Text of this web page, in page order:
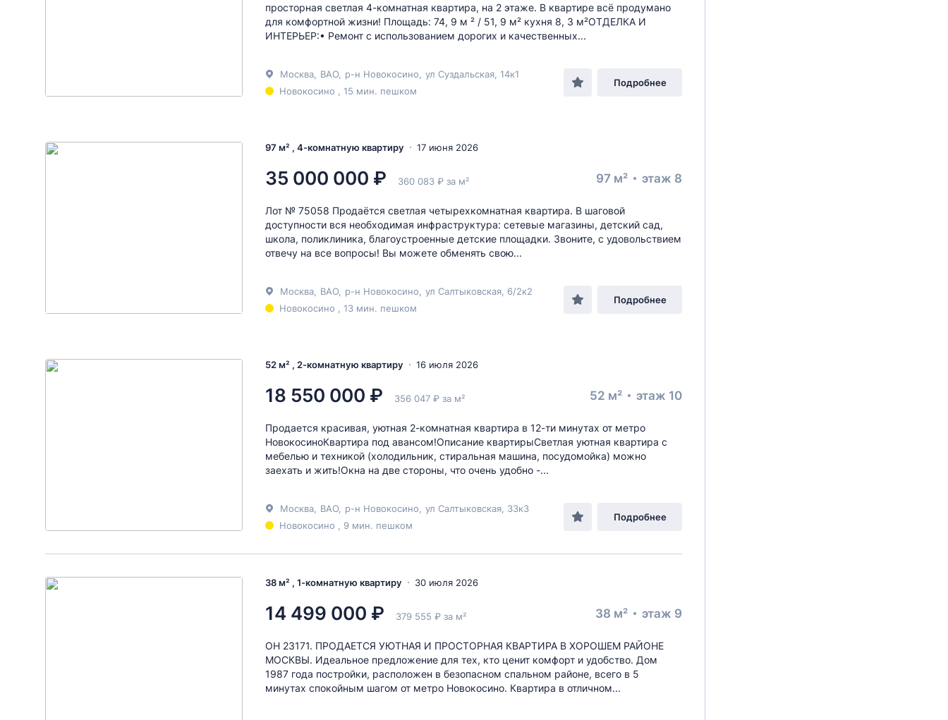
просторная светлая 4-комнатная квартира, на 2 этаже. В квартире всё продумано
для комфортной жизни! Площадь: 74, 9 м ² / 51, 9 м² кухня 8, 3 м²ОТДЕЛКА И
ИНТЕРЬЕР:• Ремонт с использованием дорогих и качественных...
Москва ВАО р-н Новокосино ул Суздальская , 14к1
Новокосино , 15 мин. пешком
Подробнее
97 м² , 4-комнатную квартиру 17 июня 2026
35 000 000 ₽ 360 083 ₽ за м² 97 м² этаж 8
Лот № 75058 Продаётся светлая четырехкомнатная квартира. В шаговой
доступности вся необходимая инфраструктура: сетевые магазины, детский сад,
школа, поликлиника, благоустроенные детские площадки. Звоните, с удовольствием
отвечу на все вопросы! Вы можете обменять свою...
Москва ВАО р-н Новокосино ул Салтыковская , 6/2к2
Новокосино , 13 мин. пешком
Подробнее
52 м² , 2-комнатную квартиру 16 июля 2026
18 550 000 ₽ 356 047 ₽ за м² 52 м² этаж 10
Продается красивая, уютная 2-комнатная квартира в 12-ти минутах от метро
НовокосиноКвартира под авансом!Описание квартирыСветлая уютная квартира с
мебелью и техникой (холодильник, стиральная машина, посудомойка) можно
заехать и жить!Окна на две стороны, что очень удобно -...
Москва ВАО р-н Новокосино ул Салтыковская , 33к3
Новокосино , 9 мин. пешком
Подробнее
38 м² , 1-комнатную квартиру 30 июля 2026
14 499 000 ₽ 379 555 ₽ за м² 38 м² этаж 9
ОН 23171. ПРОДАЕТСЯ УЮТНАЯ И ПРОСТОРНАЯ КВАРТИРА В ХОРОШЕМ РАЙОНЕ
МОСКВЫ. Идеальное предложение для тех, кто ценит комфорт и удобство. Дом
1987 года постройки, расположен в безопасном спальном районе, всего в 5
минутах спокойным шагом от метро Новокосино. Квартира в отличном...